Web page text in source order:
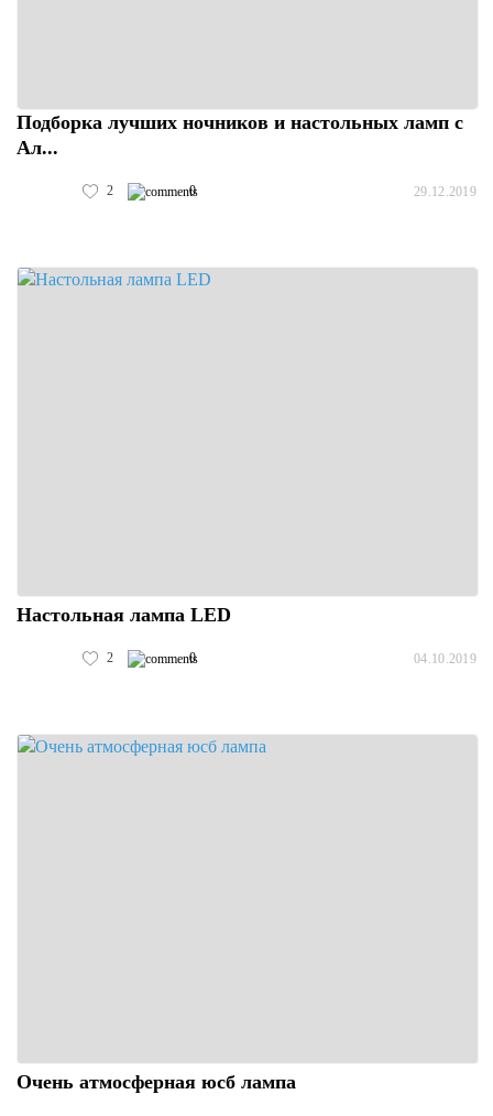
Подборка лучших ночников и настольных ламп с
Ал...
2 0 29.12.2019
Настольная лампа LED
2 0 04.10.2019
Очень атмосферная юсб лампа